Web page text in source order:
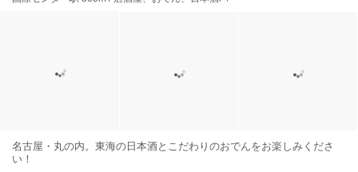
名古屋・丸の内。東海の日本酒とこだわりのおでんをお楽しみくださ
い！